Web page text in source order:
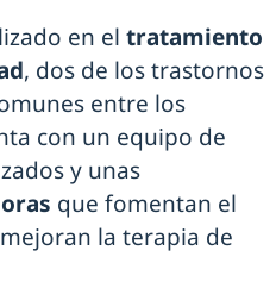
en el tratamiento
, dos de los trastornos
entre los
con un equipo de
y unas
que fomentan el
la terapia de